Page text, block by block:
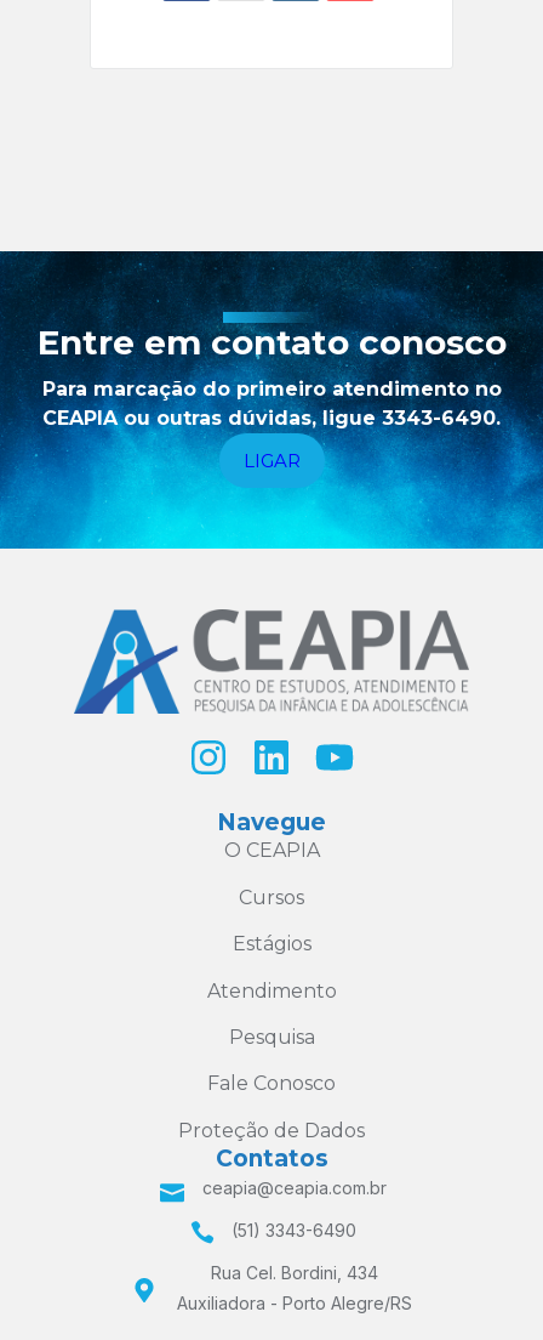
Entre em contato conosco
Para marcação do primeiro atendimento no
CEAPIA ou outras dúvidas, ligue 3343-6490.
LIGAR
Navegue
O CEAPIA
Cursos
Estágios
Atendimento
Pesquisa
Fale Conosco
Proteção de Dados
Contatos
ceapia@ceapia.com.br
(51) 3343-6490
Rua Cel. Bordini, 434
Auxiliadora - Porto Alegre/RS